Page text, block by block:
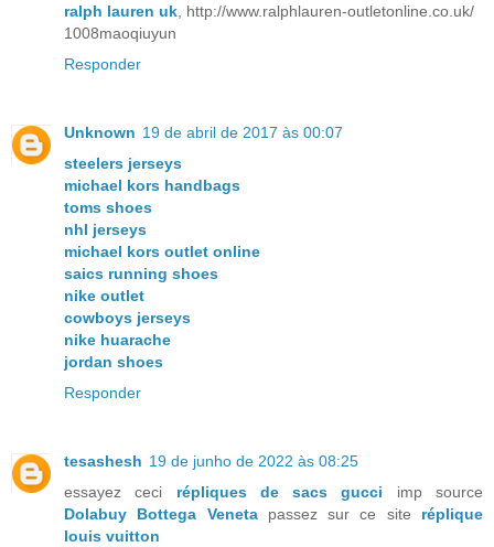
ralph lauren uk, http://www.ralphlauren-outletonline.co.uk/
1008maoqiuyun
Responder
Unknown 19 de abril de 2017 às 00:07
steelers jerseys
michael kors handbags
toms shoes
nhl jerseys
michael kors outlet online
saics running shoes
nike outlet
cowboys jerseys
nike huarache
jordan shoes
Responder
tesashesh 19 de junho de 2022 às 08:25
essayez ceci répliques de sacs gucci imp source
Dolabuy Bottega Veneta passez sur ce site réplique
louis vuitton